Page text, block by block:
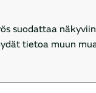
suodattaa
tietoa muun